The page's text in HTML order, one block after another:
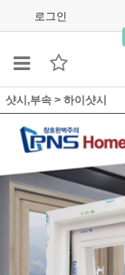
로그인
샷시,부속 > 하이샷시